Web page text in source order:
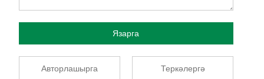
Язарга
Авторлашырга Теркәлергә